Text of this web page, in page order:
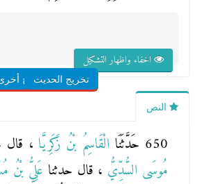
اخفاء واظهار التشكيل
تخريج الحديث
شروح
النص
650 حَدَّثَنَا الْقَاسِمُ بْنُ زَكَرِيَّا ، قال
مُوسَى السُّدِّيُّ ، قال حدثنا عَلِيُّ بْنُ